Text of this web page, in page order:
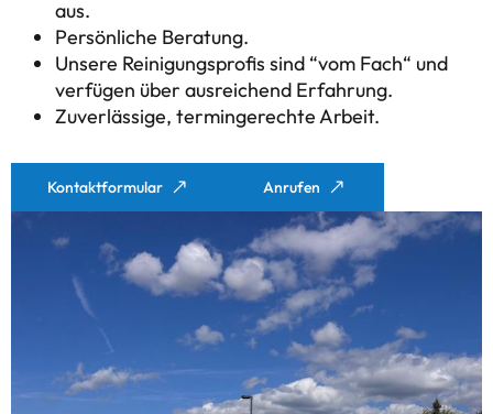
aus.
Persönliche Beratung.
Unsere Reinigungsprofis sind “vom Fach“ und
verfügen über ausreichend Erfahrung.
Zuverlässige, termingerechte Arbeit.
Kontaktformular Anrufen